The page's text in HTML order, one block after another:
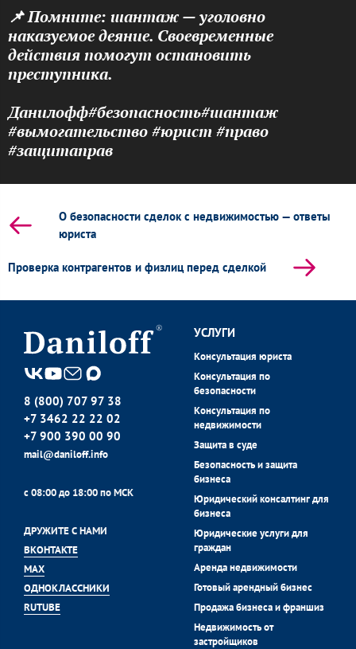
📌 Помните: шантаж — уголовно
наказуемое деяние. Своевременные
действия помогут остановить
преступника.
Данилофф#безопасность#шантаж
#вымогательство #юрист #право
#защитаправ
О безопасности сделок с недвижимостью — ответы
юриста
Проверка контрагентов и физлиц перед сделкой
8 (800) 707 97 38
+7 3462 22 22 02
+7 900 390 00 90
mail@daniloff.info
с 08:00 до 18:00 по МСК
ДРУЖИТЕ С НАМИ
ВКОНТАКТЕ
MAX
ОДНОКЛАССНИКИ
RUTUBE
УСЛУГИ
Консультация юриста
Консультация по
безопасности
Консультация по
недвижимости
Защита в суде
Безопасность и защита
бизнеса
Юридический консалтинг для
бизнеса
Юридические услуги для
граждан
Аренда недвижимости
Готовый арендный бизнес
Продажа бизнеса и франшиз
Недвижимость от
застройщиков